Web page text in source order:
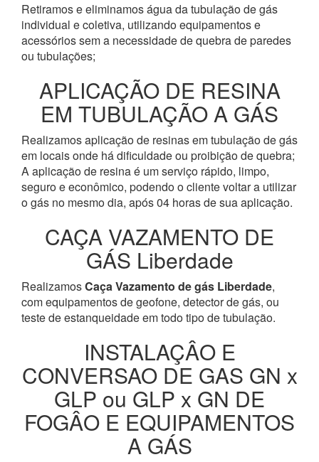
Retiramos e eliminamos água da tubulação de gás
individual e coletiva, utilizando equipamentos e
acessórios sem a necessidade de quebra de paredes
ou tubulações;
APLICAÇÃO DE RESINA
EM TUBULAÇÃO A GÁS
Realizamos aplicação de resinas em tubulação de gás
em locais onde há dificuldade ou proibição de quebra;
A aplicação de resina é um serviço rápido, limpo,
seguro e econômico, podendo o cliente voltar a utilizar
o gás no mesmo dia, após 04 horas de sua aplicação.
CAÇA VAZAMENTO DE
GÁS Liberdade
RealizamosCaça Vazamento de gás Liberdade,
com equipamentos de geofone, detector de gás, ou
teste de estanqueidade em todo tipo de tubulação.
INSTALAÇÂO E
CONVERSAO DE GAS GN x
GLP ou GLP x GN DE
FOGÂO E EQUIPAMENTOS
A GÁS